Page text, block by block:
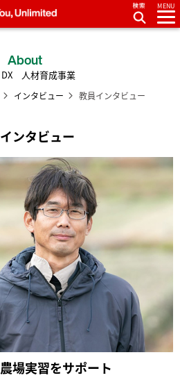
You, Unlimited
MENU
About
DX 人材育成事業
インタビュー 教員インタビュー
ンタビュー
場実習をサポート